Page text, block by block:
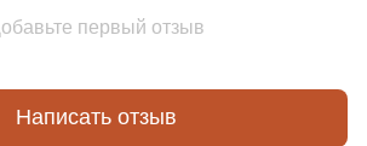
первый отзыв
Написать отзыв